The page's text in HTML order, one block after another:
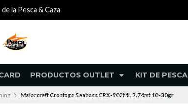
PRODUCTOS OUTLET KIT DE PESCA
KAYAKS PRODUCTOS OUTDOOR
la Pesca & Caza
Majorcraft Crostage Seabass CRX-902ML 2.74mt 10-30gr